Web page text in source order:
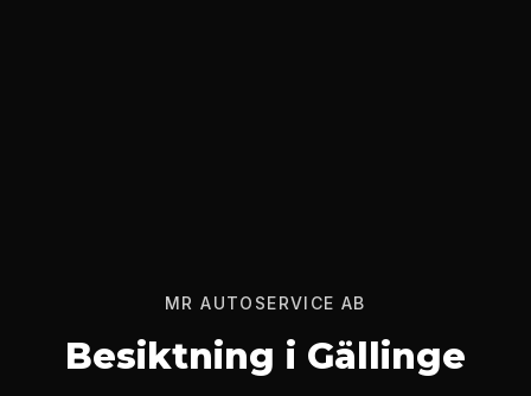
MR AUTOSERVICE AB
Besiktning i Gällinge